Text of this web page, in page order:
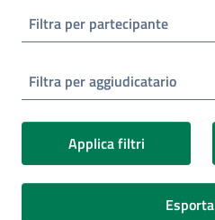
Filtra per partecipante
Filtra per aggiudicatario
Applica filtri